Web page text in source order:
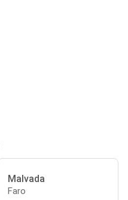
Malvada
Faro